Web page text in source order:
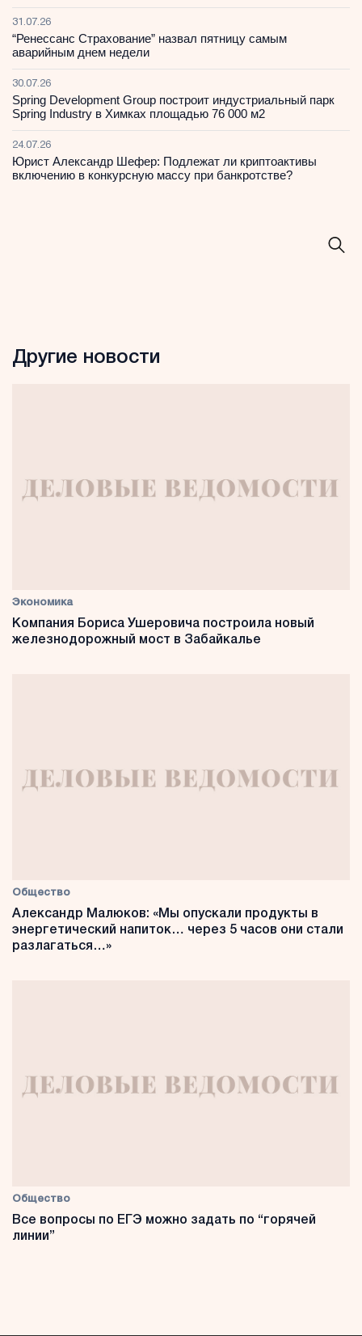
31.07.26
“Ренессанс Страхование” назвал пятницу самым
аварийным днем недели
30.07.26
Spring Development Group построит индустриальный парк
Spring Industry в Химках площадью 76 000 м2
24.07.26
Юрист Александр Шефер: Подлежат ли криптоактивы
включению в конкурсную массу при банкротстве?
Другие новости
Экономика
Компания Бориса Ушеровича построила новый
железнодорожный мост в Забайкалье
Общество
Александр Малюков: «Мы опускали продукты в
энергетический напиток… через 5 часов они стали
разлагаться…»
Общество
Все вопросы по ЕГЭ можно задать по “горячей
линии”